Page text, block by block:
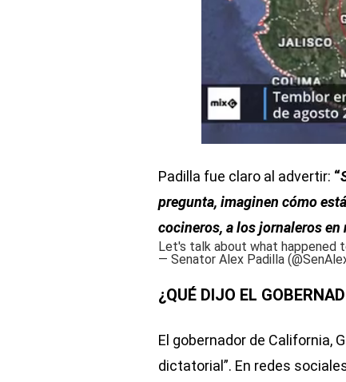
Padilla fue claro al advertir: “
pregunta, imaginen cómo
cocineros, a los jornaleros
Let's talk about what happened
— Senator Alex Padilla
¿QUÉ DIJO EL
El gobernador de California,
dictatorial”. En redes